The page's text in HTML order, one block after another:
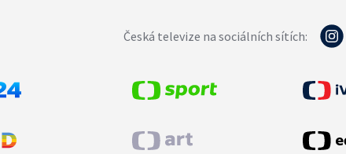
Česká televize na sociálních sítích: